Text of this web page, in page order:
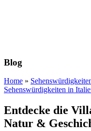
Blog
Home »
Sehenswürdigkeiten in
Entdecke die
Natur &